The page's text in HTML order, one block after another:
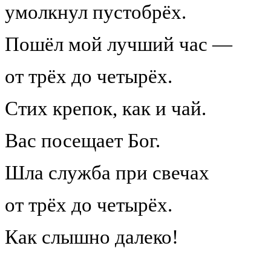
умолкнул пустобрёх.
Пошёл мой лучший час —
от трёх до четырёх.
Стих крепок, как и чай.
Вас посещает Бог.
Шла служба при свечах
от трёх до четырёх.
Как слышно далеко!